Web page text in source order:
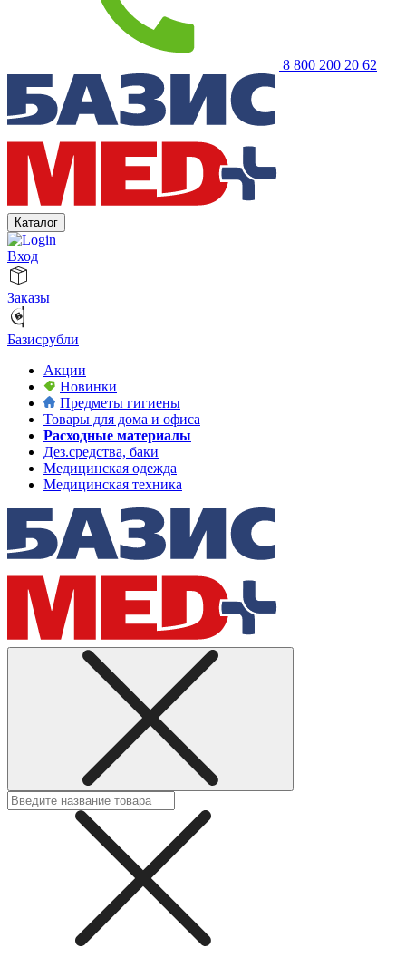
8 800 200 20 62
Каталог
Вход
Заказы
Базисрубли
Акции
Новинки
Предметы гигиены
Товары для дома и офиса
Расходные материалы
Дез.средства, баки
Медицинская одежда
Медицинская техника